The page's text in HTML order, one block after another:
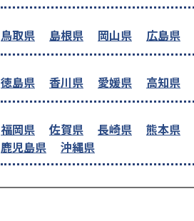
鳥取県 島根県 岡山県 広島県
徳島県 香川県 愛媛県 高知県
福岡県 佐賀県 長崎県 熊本県
鹿児島県
沖縄県